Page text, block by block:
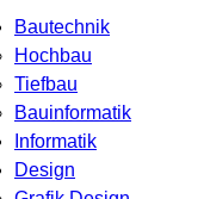
Bautechnik
Hochbau
Tiefbau
Bauinformatik
Informatik
Design